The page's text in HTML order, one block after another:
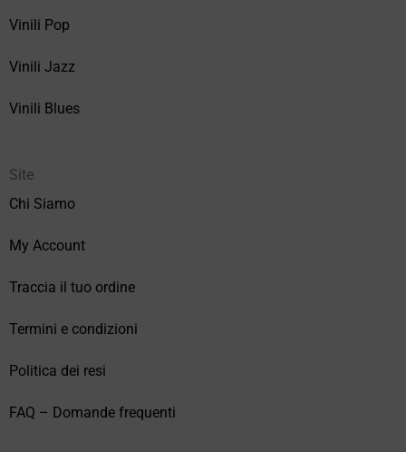
Vinili Pop
Vinili Jazz
Vinili Blues
Site
Chi Siamo
My Account
Traccia il tuo ordine
Termini e condizioni
Politica dei resi
FAQ – Domande frequenti